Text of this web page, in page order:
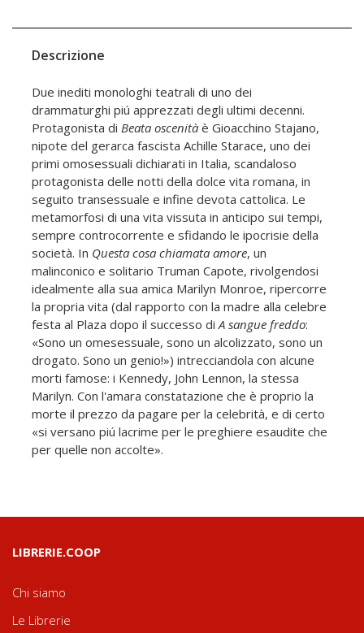
Descrizione
Due inediti monologhi teatrali di uno dei
drammaturghi piú apprezzati degli ultimi decenni.
Protagonista di Beata oscenità è Gioacchino Stajano,
nipote del gerarca fascista Achille Starace, uno dei
primi omosessuali dichiarati in Italia, scandaloso
protagonista delle notti della dolce vita romana, in
seguito transessuale e infine devota cattolica. Le
metamorfosi di una vita vissuta in anticipo sui tempi,
sempre controcorrente e sfidando le ipocrisie della
società. In Questa cosa chiamata amore, un
malinconico e solitario Truman Capote, rivolgendosi
idealmente alla sua amica Marilyn Monroe, ripercorre
la propria vita (dal rapporto con la madre alla celebre
festa al Plaza dopo il successo di A sangue freddo:
«Sono un omesessuale, sono un alcolizzato, sono un
drogato. Sono un genio!») intrecciandola con alcune
morti famose: i Kennedy, John Lennon, la stessa
Marilyn. Con l'amara constatazione che è proprio la
morte il prezzo da pagare per la celebrità, e di certo
«si versano piú lacrime per le preghiere esaudite che
per quelle non accolte».
LIBRERIE.COOP
Chi siamo
Le Librerie